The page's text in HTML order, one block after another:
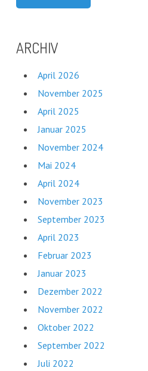
ARCHIV
April 2026
November 2025
April 2025
Januar 2025
November 2024
Mai 2024
April 2024
November 2023
September 2023
April 2023
Februar 2023
Januar 2023
Dezember 2022
November 2022
Oktober 2022
September 2022
Juli 2022